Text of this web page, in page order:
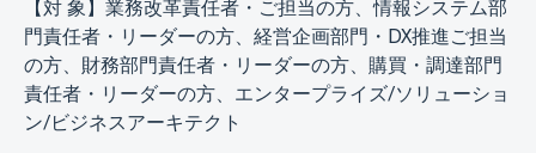
【対 象】業務改革責任者・ご担当の方、情報システム部
門責任者・リーダーの方、経営企画部門・DX推進ご担当
の方、財務部門責任者・リーダーの方、購買・調達部門
責任者・リーダーの方、エンタープライズ/ソリューショ
ン/ビジネスアーキテクト